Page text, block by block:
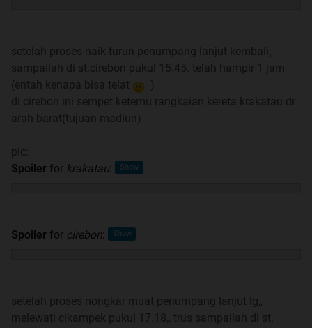
setelah proses naik-turun penumpang lanjut kembali,,
sampailah di st.cirebon pukul 15.45. telah hampir 1 jam
(entah kenapa bisa telat
)
di cirebon ini sempet ketemu rangkaian kereta krakatau dr
arah barat(tujuan madiun)
pic:
Spoiler for krakatau:
Spoiler for cirebon:
setelah proses nongkar muat penumpang lanjut lg,,
melewati cikampek pukul 17.18,, trus sampailah di st.